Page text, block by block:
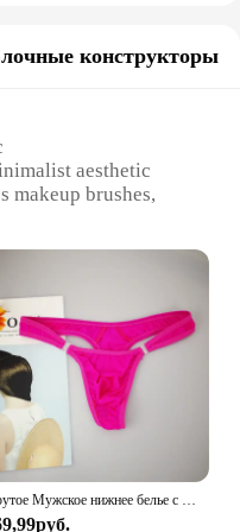
конструкторы
aesthetic
makeup brushes,
Versatile
needed
easy-to-clean,
Beauty Enthusiasts**
is the ultimate
and efficiency in